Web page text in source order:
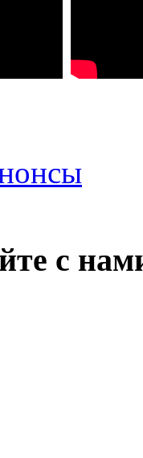
с